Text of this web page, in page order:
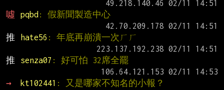
噓
pqbd : 假新聞製造中心
推
hate56 : 年底再崩潰一次ㄏㄏ
推
senza07 : 好可怕 32席全罷
→
kt102441 : 又是哪家不知名的小報？